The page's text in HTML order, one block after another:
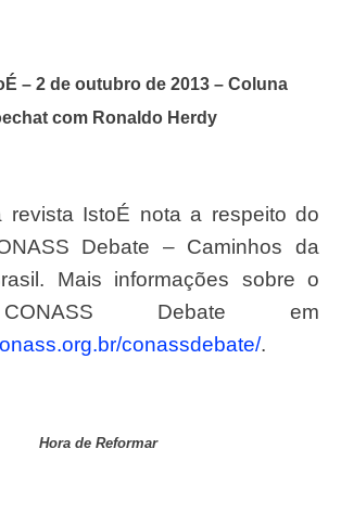
com Ronaldo Herdy
Debate – Caminhos da
Mais informações sobre o
Debate em
conassdebate/.
Hora de Reformar